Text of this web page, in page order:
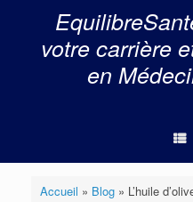
votre carrière
en
Accueil » Blog» L’huile